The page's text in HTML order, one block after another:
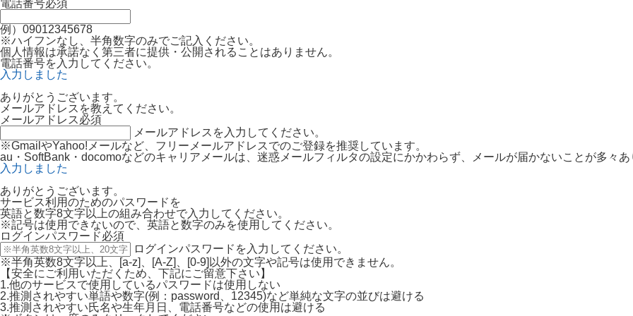
電話番号必須
例）09012345678
※ハイフンなし、半角数字のみでご記入ください。
個人情報は承諾なく第三者に提供・公開されることはありません。
電話番号を入力してください。
入力しました
ありがとうございます。
メールアドレスを教えてください。
メールアドレス必須
メールアドレスを入力してください。
※GmailやYahoo!メールなど、フリーメールアドレスでのご登録を推奨しています。
au・SoftBank・docomoなどのキャリアメールは、迷惑メールフィルタの設定にかかわらず、メールが届かないことが多々あ
入力しました
ありがとうございます。
サービス利用のためのパスワードを
英語と数字8文字以上の組み合わせで入力してください。
※記号は使用できないので、英語と数字のみを使用してください。
ログインパスワード必須
ログインパスワードを入力してください。
※半角英数8文字以上、[a-z]、[A-Z]、[0-9]以外の文字や記号は使用できません。
【安全にご利用いただくため、下記にご留意下さい】
1.他のサービスで使用しているパスワードは使用しない
2.推測されやすい単語や数字(例：password、12345)など単純な文字の並びは避ける
3.推測されやすい氏名や生年月日、電話番号などの使用は避ける